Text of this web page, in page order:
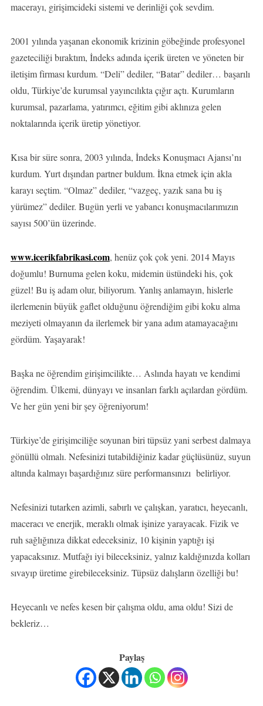
macerayı, girişimcideki sistemi ve derinliği çok sevdim.
2001 yılında yaşanan ekonomik krizinin göbeğinde profesyonel
gazeteciliği bıraktım, İndeks adında içerik üreten ve yöneten bir
iletişim firması kurdum. “Deli” dediler, “Batar” dediler… başarılı
oldu, Türkiye’de kurumsal yayıncılıkta çığır açtı. Kurumların
kurumsal, pazarlama, yatırımcı, eğitim gibi aklınıza gelen
noktalarında içerik üretip yönetiyor.
Kısa bir süre sonra, 2003 yılında, İndeks Konuşmacı Ajansı’nı
kurdum. Yurt dışından partner buldum. İkna etmek için akla
karayı seçtim. “Olmaz” dediler, “vazgeç, yazık sana bu iş
yürümez” dediler. Bugün yerli ve yabancı konuşmacılarımızın
sayısı 500’ün üzerinde.
www.icerikfabrikasi.com, henüz çok çok yeni. 2014 Mayıs
doğumlu! Burnuma gelen koku, midemin üstündeki his, çok
güzel! Bu iş adam olur, biliyorum. Yanlış anlamayın, hislerle
ilerlemenin büyük gaflet olduğunu öğrendiğim gibi koku alma
meziyeti olmayanın da ilerlemek bir yana adım atamayacağını
gördüm. Yaşayarak!
Başka ne öğrendim girişimcilikte… Aslında hayatı ve kendimi
öğrendim. Ülkemi, dünyayı ve insanları farklı açılardan gördüm.
Ve her gün yeni bir şey öğreniyorum!
Türkiye’de girişimciliğe soyunan biri tüpsüz yani serbest dalmaya
gönüllü olmalı. Nefesinizi tutabildiğiniz kadar güçlüsünüz, suyun
altında kalmayı başardığınız süre performansınızı belirliyor.
Nefesinizi tutarken azimli, sabırlı ve çalışkan, yaratıcı, heyecanlı,
maceracı ve enerjik, meraklı olmak işinize yarayacak. Fizik ve
ruh sağlığınıza dikkat edeceksiniz, 10 kişinin yaptığı işi
yapacaksınız. Mutfağı iyi bileceksiniz, yalnız kaldığınızda kolları
sıvayıp üretime girebileceksiniz. Tüpsüz dalışların özelliği bu!
Heyecanlı ve nefes kesen bir çalışma oldu, ama oldu! Sizi de
bekleriz…
Paylaş